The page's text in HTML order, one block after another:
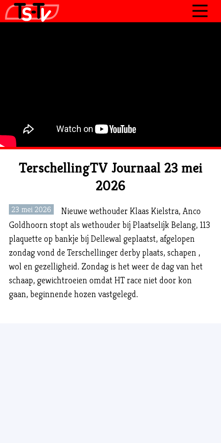
CONTACT
TerschellingTV Journaal 23 mei
2026
23 mei 2026
Nieuwe wethouder Klaas Kielstra, Anco
Goldhoorn stopt als wethouder bij Plaatselijk Belang, 113
plaquette op bankje bij Dellewal geplaatst, afgelopen
zondag vond de Terschellinger derby plaats, schapen ,
wol en gezelligheid. Zondag is het weer de dag van het
schaap, gewichtroeien omdat HT race niet door kon
gaan, beginnende hozen vastgelegd.